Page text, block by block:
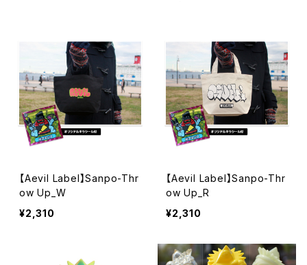
【Aevil Label】Sanpo-Thr
ow Up_W
¥2,310
【Aevil Label】Sanpo-Thr
ow Up_R
¥2,310